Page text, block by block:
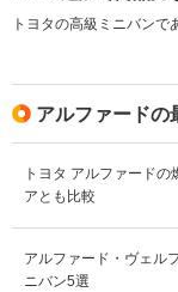
アルファードの
トヨタ アルファード
アとも比較
アルファード・ヴェル
ニバン5選